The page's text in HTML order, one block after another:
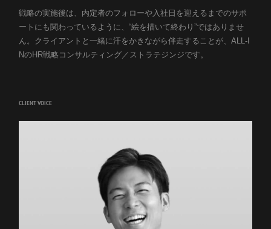
戦略の実施後は、内定者のフォローや入社日を迎えるまでのサポ
ートにも関わっているように、“絵を描いて終わり”ではありませ
ん。クライアントと一緒に汗をかきながら伴走することが、ALL-I
NのHR戦略コンサルティング／ストラテジンジです。
CLIENT VOICE